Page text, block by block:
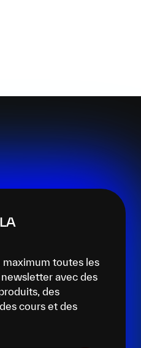
toutes les
avec des
des
cours et des